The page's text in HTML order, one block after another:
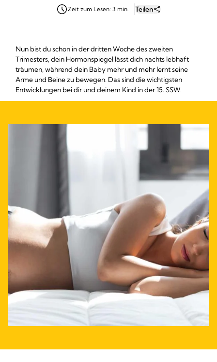
Zeit zum Lesen: 3 min. Teilen
Nun bist du schon in der dritten Woche des zweiten
Trimesters, dein Hormonspiegel lässt dich nachts lebhaft
träumen, während dein Baby mehr und mehr lernt seine
Arme und Beine zu bewegen. Das sind die wichtigsten
Entwicklungen bei dir und deinem Kind in der 15. SSW.